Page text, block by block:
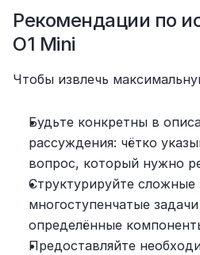
Рекомендации по
O1 Mini
Чтобы извлечь
Будьте конкретны в
рассуждения: чётко
вопрос, который нужно
Структурируйте сложные
многоступенчатые
определённые
Предоставляйте